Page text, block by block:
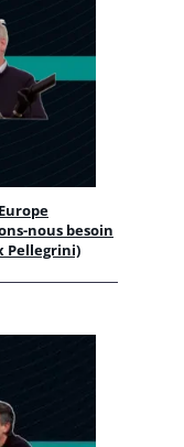
nous besoin
Pellegrini)